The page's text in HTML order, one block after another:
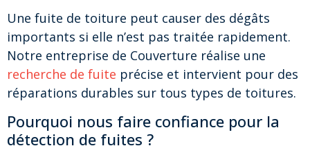
Une fuite de toiture peut causer des dégâts
importants si elle n’est pas traitée rapidement.
Notre entreprise de Couverture réalise une
recherche de fuite précise et intervient pour des
réparations durables sur tous types de toitures.
Pourquoi nous faire confiance pour la
détection de fuites ?